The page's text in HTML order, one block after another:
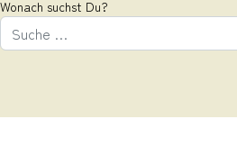
Wonach suchst Du?